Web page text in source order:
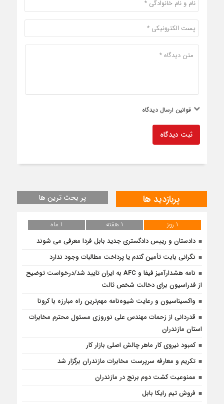
قوانین ارسال دیدگاه
ثبت دیدگاه
پربازدید ها پر بحث ترین ها
۱ روز ۱ هفته
۱ ماه
دادستان و رییس دادگستری جدید بابل فردا معرفی می شوند
نگرانی بابت تأمین گندم یا پرداخت مطالبات وجود ندارد
نامه هشدارآمیز فیفا و AFC به ایران تایید شد/درخواست توضیح
از فدراسیون برای دخالت شخص ثالث
واکسیناسیون و رعایت شیوه‌نامه مهم‌ترین راه مبارزه با کرونا
قدردانی از زحمات مهندس علی نوروزی مسئول محترم مخابرات
استان مازندران
کمبود نیروی کار ماهر چالش اصلی بازار کار
تکریم و معارفه سرپرست مخابرات مازندران برگزار شد
ممنوعیت کشت دوم برنج در مازندران
فروش تیم رایکا بابل